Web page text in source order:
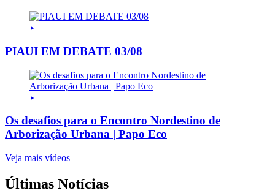
PIAUI EM DEBATE 03/08
Os desafios para o Encontro Nordestino de
Arborização Urbana | Papo Eco
Veja mais vídeos
Últimas Notícias